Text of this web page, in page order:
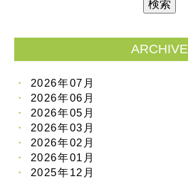
ARCHIVE
2026年07月
2026年06月
2026年05月
2026年03月
2026年02月
2026年01月
2025年12月